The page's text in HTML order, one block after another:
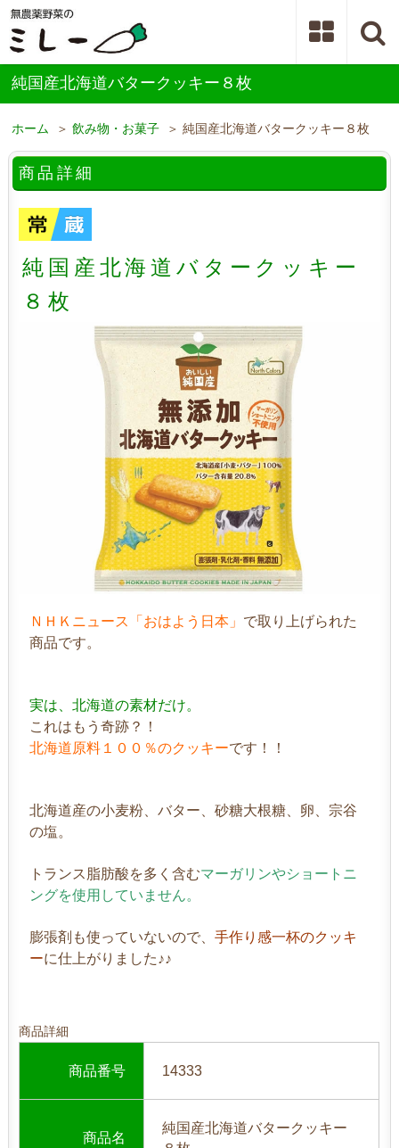
純国産北海道バタークッキー８枚
ホーム ＞飲み物・お菓子 ＞ 純国産北海道バタークッキー８枚
商品詳細
純国産北海道バタークッキー
８枚
ＮＨＫニュース「おはよう日本」 で取り上げられた
商品です。
実は、北海道の素材だけ。
これはもう奇跡？！
北海道原料１００％のクッキーです！！
北海道産の小麦粉、バター、砂糖大根糖、卵、宗谷
の塩。
トランス脂肪酸を多く含むマーガリンやショートニ
ングを使用していません。
膨張剤も使っていないので、手作り感一杯のクッキ
ーに仕上がりました♪♪
商品詳細
商品番号 14333
商品名
純国産北海道バタークッキー